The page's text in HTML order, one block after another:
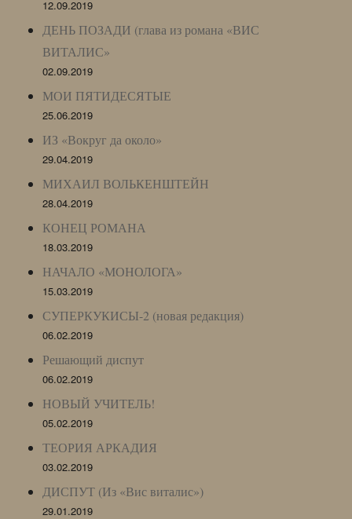
12.09.2019
ДЕНЬ ПОЗАДИ (глава из романа «ВИС
ВИТАЛИС»
02.09.2019
МОИ ПЯТИДЕСЯТЫЕ
25.06.2019
ИЗ «Вокруг да около»
29.04.2019
МИХАИЛ ВОЛЬКЕНШТЕЙН
28.04.2019
КОНЕЦ РОМАНА
18.03.2019
НАЧАЛО «МОНОЛОГА»
15.03.2019
СУПЕРКУКИСЫ-2 (новая редакция)
06.02.2019
Решающий диспут
06.02.2019
НОВЫЙ УЧИТЕЛЬ!
05.02.2019
ТЕОРИЯ АРКАДИЯ
03.02.2019
ДИСПУТ (Из «Вис виталис»)
29.01.2019